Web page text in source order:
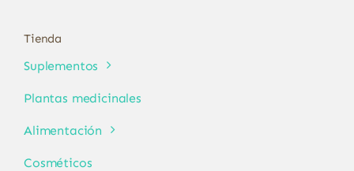
Tienda
Suplementos
Plantas medicinales
Alimentación
Cosméticos